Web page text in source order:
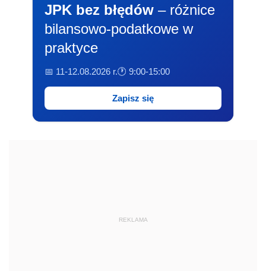
JPK bez błędów – różnice
bilansowo-podatkowe w
praktyce
📅 11-12.08.2026 r.🕐 9:00-15:00
Zapisz się
REKLAMA